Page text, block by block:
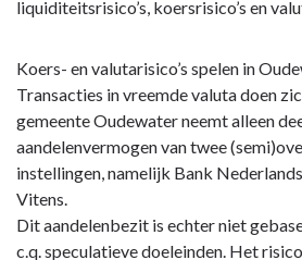
liquiditeitsrisico’s, koersrisico’s en
Koers- en valutarisico’s spelen in
Transacties in vreemde valuta doen
gemeente Oudewater neemt alleen
aandelenvermogen van twee
instellingen, namelijk Bank
Vitens.
Dit aandelenbezit is echter niet
c.q. speculatieve doeleinden. Het